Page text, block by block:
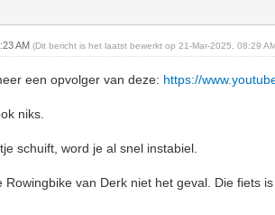
AM(Dit bericht is het laatst bewerkt op 21-Mar-2025, 08:29
een opvolger van deze: https://
niks.
schuift, word je al snel instabiel.
Rowingbike van Derk niet het geval. Die fiets